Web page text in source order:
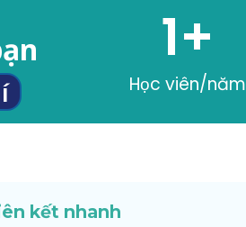
1+
Học viên/năm
kết nhanh